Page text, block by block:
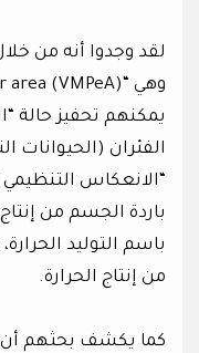
لقد وجدوا أنه من
يمكنهم تحفيز حالة
الفئران (الحيوانات
“الانعكاس التنظيمي
باردة الجسم من
باسم التوليد
من إنتاج الحرارة.